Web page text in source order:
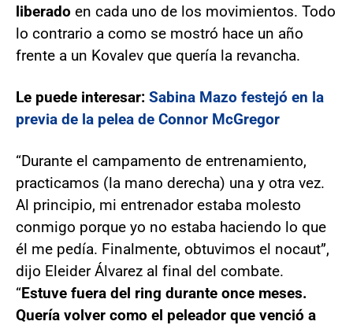
liberado en cada uno de los movimientos. Todo
lo contrario a como se mostró hace un año
frente a un Kovalev que quería la revancha.
Le puede interesar: Sabina Mazo festejó en la
previa de la pelea de Connor McGregor
“Durante el campamento de entrenamiento,
practicamos (la mano derecha) una y otra vez.
Al principio, mi entrenador estaba molesto
conmigo porque yo no estaba haciendo lo que
él me pedía. Finalmente, obtuvimos el nocaut”,
dijo Eleider Álvarez al final del combate.
“Estuve fuera del ring durante once meses.
Quería volver como el peleador que venció a